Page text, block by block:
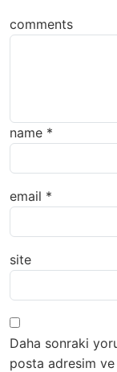
comments
name *
email *
site
Daha sonraki
posta adresim ve